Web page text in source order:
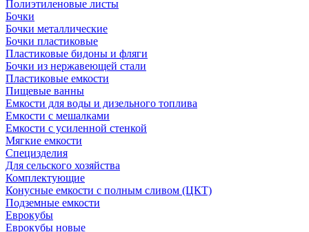
Полиэтиленовые листы
Бочки
Бочки металлические
Бочки пластиковые
Пластиковые бидоны и фляги
Бочки из нержавеющей стали
Пластиковые емкости
Пищевые ванны
Емкости для воды и дизельного топлива
Емкости с мешалками
Емкости с усиленной стенкой
Мягкие емкости
Специзделия
Для сельского хозяйства
Комплектующие
Конусные емкости с полным сливом (ЦКТ)
Подземные емкости
Еврокубы
Еврокубы новые